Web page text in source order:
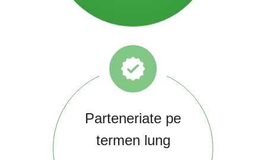
Parteneriate pe
termen lung